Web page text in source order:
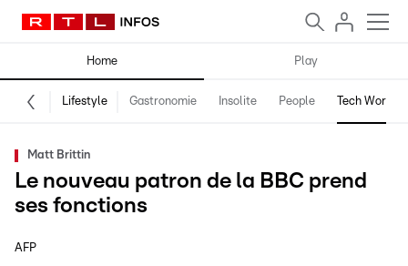
Home Play
Lifestyle Gastronomie Insolite People Tech World
Matt Brittin
Le nouveau patron de la BBC prend
ses fonctions
AFP